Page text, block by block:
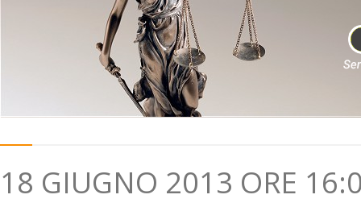
18 GIUGNO 2013 ORE